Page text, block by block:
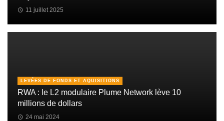
11 juillet 2025
LEVÉES DE FONDS ET AQUISITIONS
RWA : le L2 modulaire Plume Network lève 10
millions de dollars
24 mai 2024